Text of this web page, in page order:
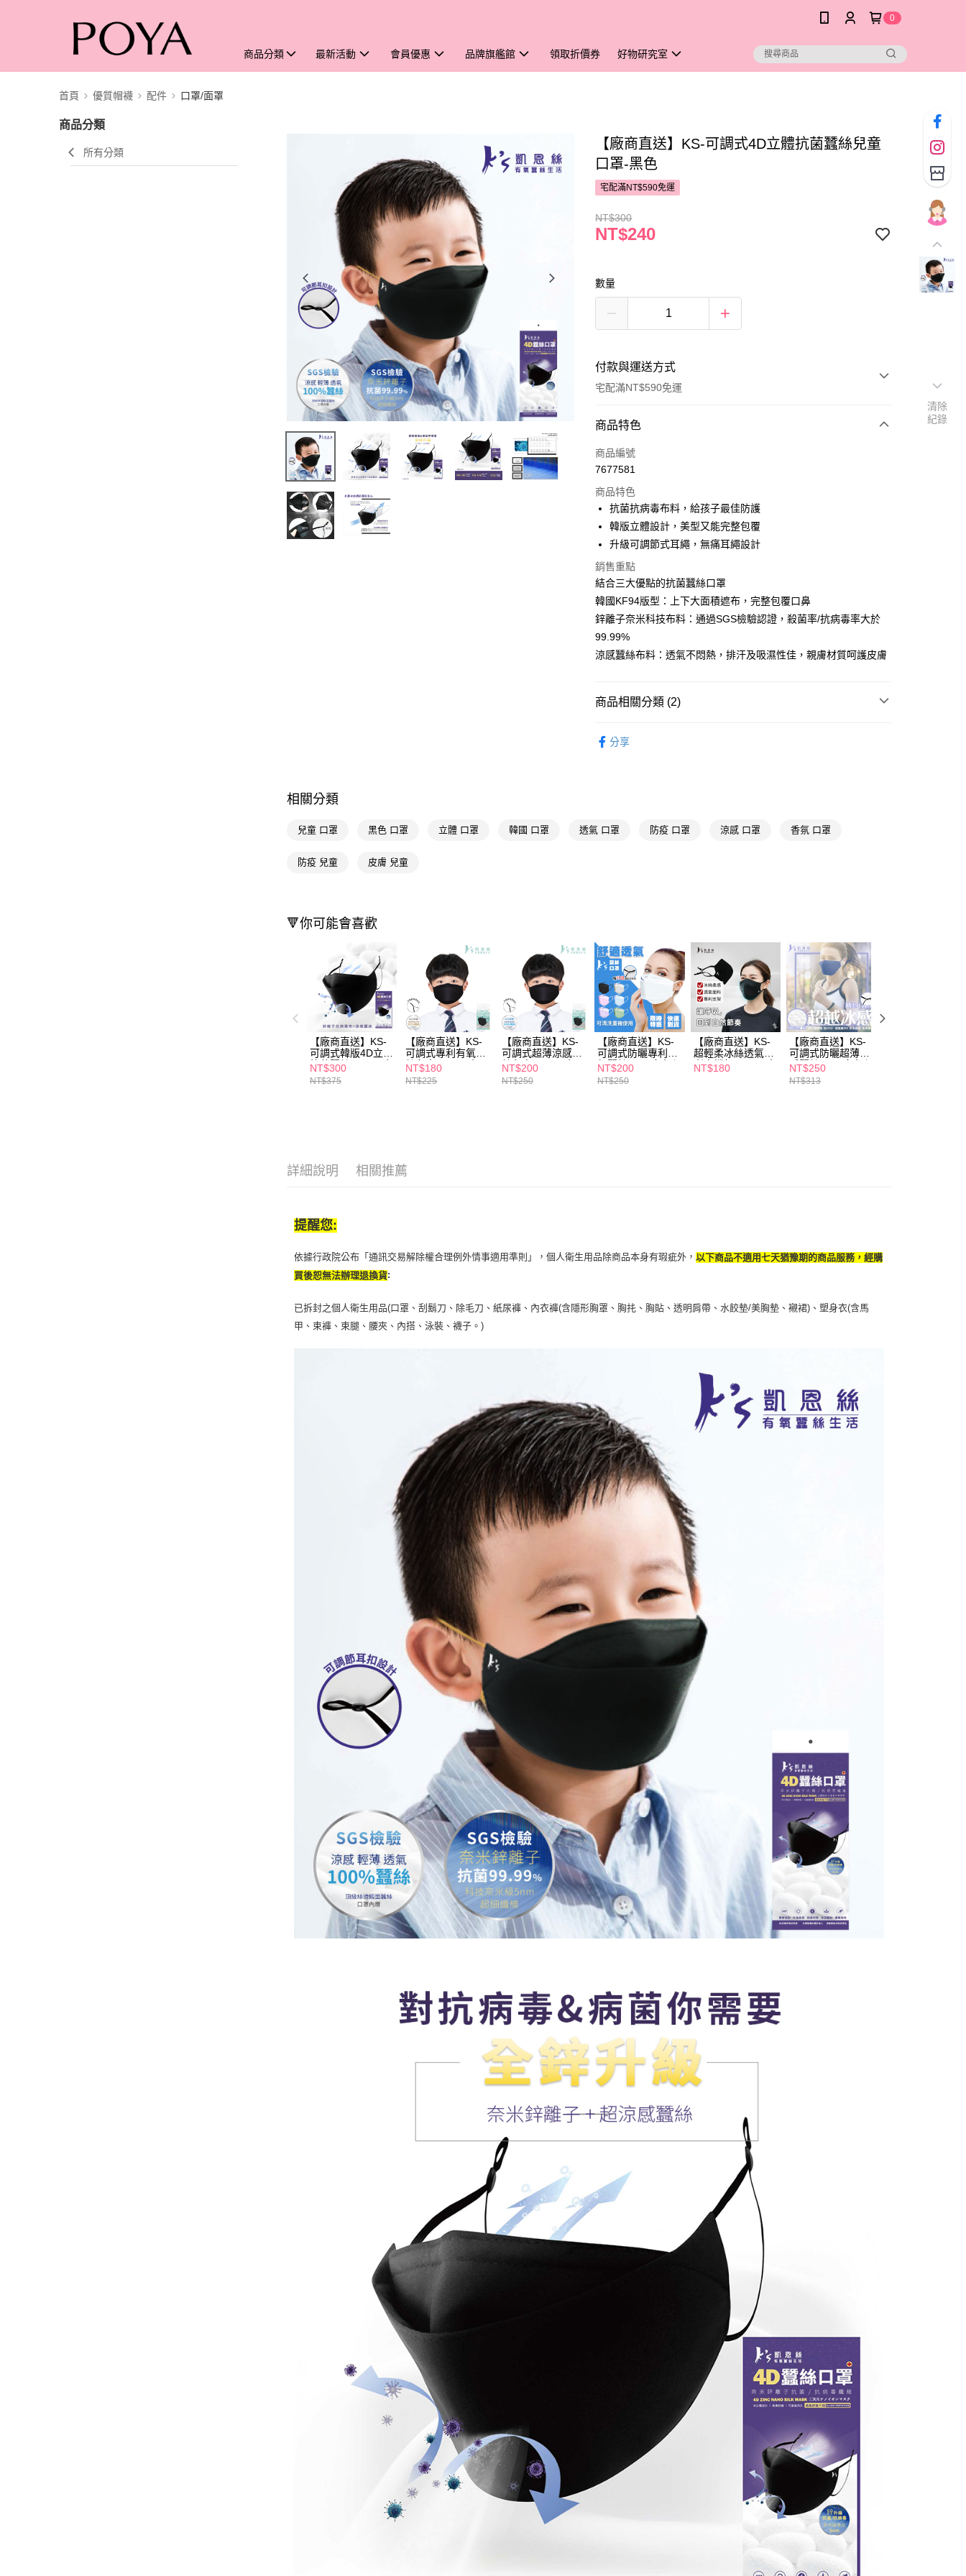
0
商品分類 最新活動 會員優惠 品牌旗艦館 領取折價券 好物研究室
首頁 優質帽襪 配件 口罩/面罩
商品分類
所有分類
【廠商直送】KS-可調式4D立體抗菌蠶絲兒童
口罩-黑色
宅配滿NT$590免運
NT$300
NT$240
數量
付款與運送方式
宅配滿NT$590免運
付款方式
POYA支付
LINE Pay
Apple Pay
悠遊付
AFTEE先享後付
相關說明
便利好安心！
１．簡單：不需註冊會員、不需綁卡、不需儲值。
／ATM／網路銀行／等多元方式進行付款，方視為交易完成。
※ 請注意：結帳手續完成當下不需立刻繳費，但若您需要取消訂單，請聯
交易，需依本服務之必要範圍內提供個人資料，並將交易相關給付款項請
求債權轉讓予恩沛科技股份有限公司。
２．關於個人資料處理事宜，請瀏覽以下網址：
https://aftee.tw/terms/#terms3
３．未成年的使用者請事先徵得法定代理人或監護人之同意方可使用
「AFTEE先享後付」，若未經同意申辦者引起之損失，本公司不負相關責
任。
４．使用「AFTEE先享後付」時，將依據個別帳號之用戶狀況，依本公司
即時審查核予不同之上限額度；若仍有額度不足之情形，本公司將視審查
結果請求用戶進行身份認證。
５．嚴禁一人註冊多個帳號或使用他人資訊註冊。若發現惡意使用之情
運送方式
每筆NT$100，滿NT$590(含以上)免運費
商品特色
商品編號
7677581
商品特色
抗菌抗病毒布料，給孩子最佳防護
韓版立體設計，美型又能完整包覆
升級可調節式耳繩，無痛耳繩設計
銷售重點
結合三大優點的抗菌蠶絲口罩
韓國KF94版型：上下大面積遮布，完整包覆口鼻
鋅離子奈米科技布料：通過SGS檢驗認證，殺菌率/抗病毒率大於
99.99%
涼感蠶絲布料：透氣不悶熱，排汗及吸濕性佳，親膚材質呵護皮膚
商品相關分類 (2)
分享
相關分類
兒童 口罩 黑色 口罩 立體 口罩 韓國 口罩 透氣 口罩 防疫 口罩 涼感 口罩 香氛 口罩
防疫 兒童 皮膚 兒童
🔻你可能會喜歡
【廠商直送】KS-
可調式韓版4D立體
抗菌蠶絲口罩-黑色
NT$300
NT$375
【廠商直送】KS-
可調式專利有氧蠶
絲兒童口罩-黑色
NT$180
NT$225
【廠商直送】KS-
可調式超薄涼感蠶
絲兒童口罩-黑色
NT$200
NT$250
【廠商直送】KS-
可調式防曬專利有
氧蠶絲口罩-多色任
選
NT$200
NT$250
【廠商直送】KS-
超輕柔冰絲透氣專
利支撐架口罩-黑色
NT$180
【廠商直送】KS-
可調式防曬超薄涼
感蠶絲口罩-多色任
選
NT$250
NT$313
詳細說明 相關推薦
提醒您:
依據行政院公布「通訊交易解除權合理例外情事適用準則」，個人衛生用品除商品本身有瑕疵外，以下商品不適用七天猶豫期的商品服務，經購
買後恕無法辦理退換貨:
已拆封之個人衛生用品(口罩、刮鬍刀、除毛刀、紙尿褲、內衣褲(含隱形胸罩、胸扥、胸貼、透明肩帶、水餃墊/美胸墊、襯裙)、塑身衣(含馬
甲、束褲、束腿、腰夾、內搭、泳裝、襪子。)
清除
紀錄